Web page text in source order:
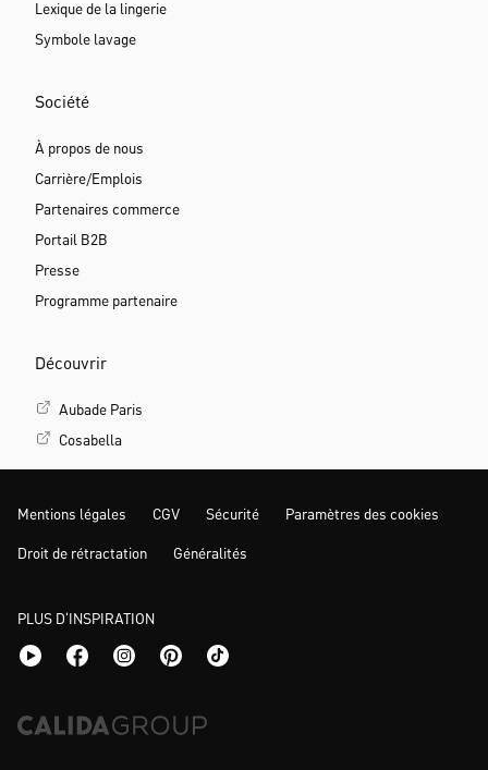
Lexique de la lingerie
Symbole lavage
Société
À propos de nous
Carrière/Emplois
Partenaires commerce
Portail B2B
Presse
Programme partenaire
Découvrir
Aubade Paris
Cosabella
Mentions légales CGV Sécurité Paramètres des cookies
Droit de rétractation Généralités
PLUS D‘INSPIRATION